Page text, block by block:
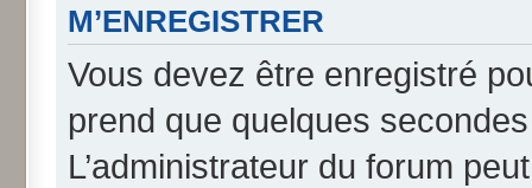
M’ENREGISTRER
Vous devez être enregistré
prend que quelques
L’administrateur du forum